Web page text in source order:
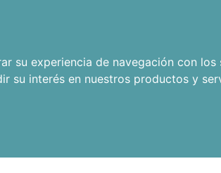
su experiencia de navegación con los
su interés en nuestros productos y